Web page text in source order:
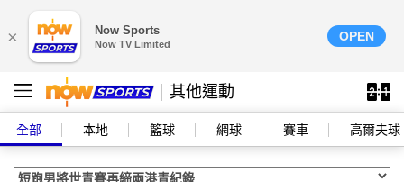
× Now Sports
Now TV Limited
OPEN
其他運動
全部 本地 籃球 網球 賽車 高爾夫球